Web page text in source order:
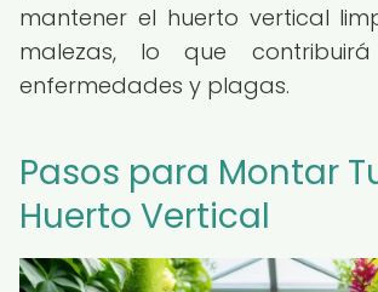
mantener el huerto vertical
malezas, lo que
enfermedades y plagas.
Pasos para Montar
Huerto Vertical